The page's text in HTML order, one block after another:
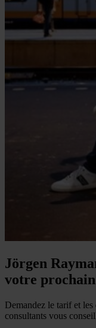
Jörgen
votre
Demandez le tarif et
consultants vous